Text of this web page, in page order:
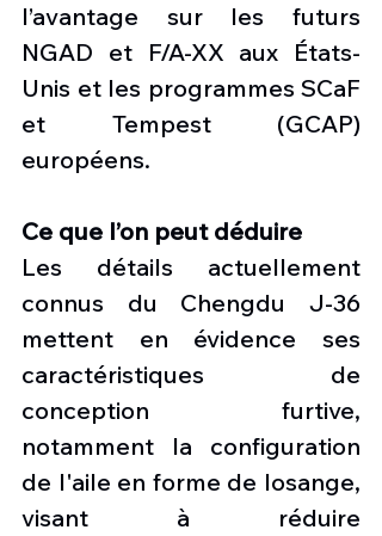
l’avantage sur les futurs
NGAD et F/A-XX aux États-
Unis et les programmes SCaF
et Tempest (GCAP)
européens.
Ce que l’on peut déduire
Les détails actuellement
connus du Chengdu J-36
mettent en évidence ses
caractéristiques de
conception furtive,
notamment la configuration
de l'aile en forme de losange,
visant à réduire